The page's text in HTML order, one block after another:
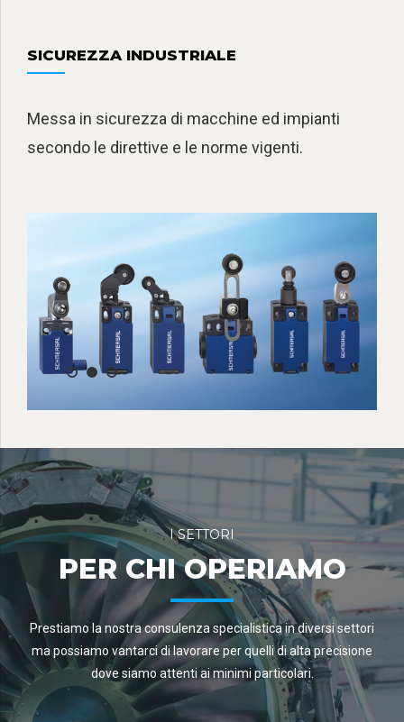
SICUREZZA INDUSTRIALE
Messa in sicurezza di macchine ed impianti
secondo le direttive e le norme vigenti.
I SETTORI
PER CHI OPERIAMO
Prestiamo la nostra consulenza specialistica in diversi settori
ma possiamo vantarci di lavorare per quelli di alta precisione
dove siamo attenti ai minimi particolari.